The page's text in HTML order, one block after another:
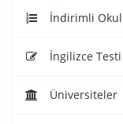
İndirimli
İngilizce Testi
Üniversiteler